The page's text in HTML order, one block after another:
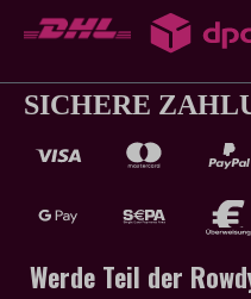
SICHERE
Werde Teil der